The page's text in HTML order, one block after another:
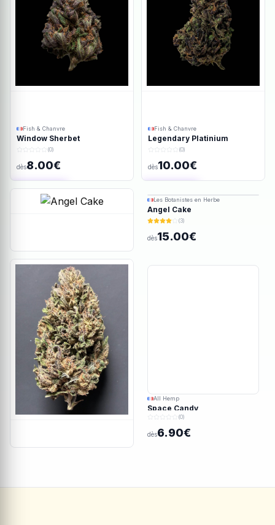
Fish & Chanvre
Window Sherbet
(0)
dès8.00€
Ajout rapide
Fish & Chanvre
Legendary Platinium
(0)
dès10.00€
Les Botanistes en Herbe
Angel Cake
(3)
dès15.00€
All Hemp
Space Candy
(0)
dès6.90€